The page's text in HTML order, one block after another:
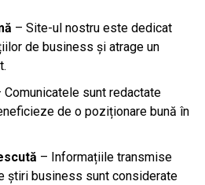
– Site-ul nostru este dedicat
de business și atrage un
sunt redactate
de o poziționare bună în
– Informațiile transmise
știri business sunt considerate